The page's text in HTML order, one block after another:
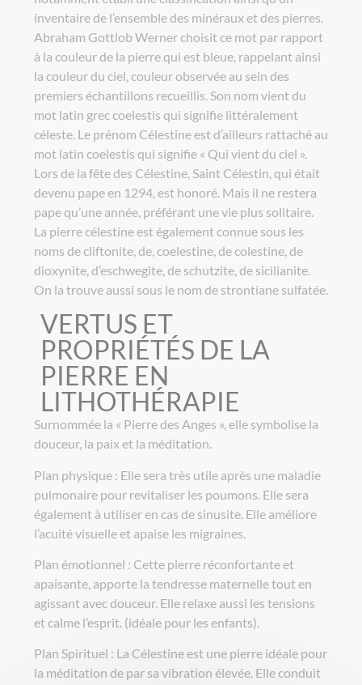
inventaire de l’ensemble des minéraux et des pierres.
Abraham Gottlob Werner choisit ce mot par rapport
à la couleur de la pierre qui est bleue, rappelant ainsi
la couleur du ciel, couleur observée au sein des
premiers échantillons recueillis. Son nom vient du
mot latin grec coelestis qui signifie littéralement
céleste. Le prénom Célestine est d’ailleurs rattaché au
mot latin coelestis qui signifie « Qui vient du ciel ».
Lors de la fête des Célestine, Saint Célestin, qui était
devenu pape en 1294, est honoré. Mais il ne restera
pape qu’une année, préférant une vie plus solitaire.
La pierre célestine est également connue sous les
noms de cliftonite, de, coelestine, de colestine, de
dioxynite, d’eschwegite, de schutzite, de sicilianite.
On la trouve aussi sous le nom de strontiane sulfatée.
VERTUS ET
PROPRIÉTÉS DE LA
PIERRE EN
LITHOTHÉRAPIE
Surnommée la « Pierre des Anges », elle symbolise la
douceur, la paix et la méditation.
Plan physique : Elle sera très utile après une maladie
pulmonaire pour revitaliser les poumons. Elle sera
également à utiliser en cas de sinusite. Elle améliore
l’acuité visuelle et apaise les migraines.
Plan émotionnel : Cette pierre réconfortante et
apaisante, apporte la tendresse maternelle tout en
agissant avec douceur. Elle relaxe aussi les tensions
et calme l’esprit. (idéale pour les enfants).
Plan Spirituel : La Célestine est une pierre idéale pour
la méditation de par sa vibration élevée. Elle conduit